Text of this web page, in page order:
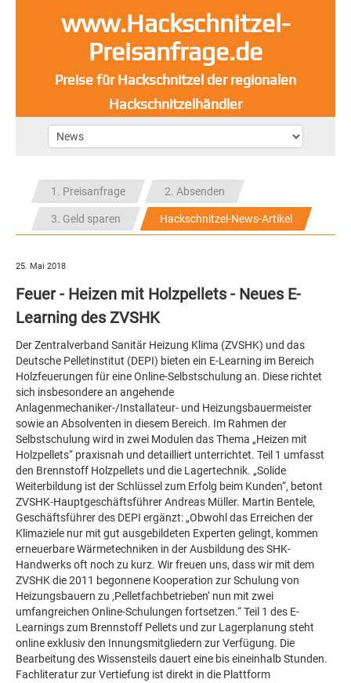
www.Hackschnitzel-
Preisanfrage.de
Preise für Hackschnitzel der regionalen
Hackschnitzelhändler
1. Preisanfrage 2. Absenden
3. Geld sparen Hackschnitzel-News-Artikel
25. Mai 2018
Feuer - Heizen mit Holzpellets - Neues E-
Learning des ZVSHK
Der Zentralverband Sanitär Heizung Klima (ZVSHK) und das
Deutsche Pelletinstitut (DEPI) bieten ein E-Learning im Bereich
Holzfeuerungen für eine Online-Selbstschulung an. Diese richtet
sich insbesondere an angehende
Anlagenmechaniker-/Installateur- und Heizungsbauermeister
sowie an Absolventen in diesem Bereich. Im Rahmen der
Selbstschulung wird in zwei Modulen das Thema „Heizen mit
Holzpellets“ praxisnah und detailliert unterrichtet. Teil 1 umfasst
den Brennstoff Holzpellets und die Lagertechnik. „Solide
Weiterbildung ist der Schlüssel zum Erfolg beim Kunden“, betont
ZVSHK-Hauptgeschäftsführer Andreas Müller. Martin Bentele,
Geschäftsführer des DEPI ergänzt: „Obwohl das Erreichen der
Klimaziele nur mit gut ausgebildeten Experten gelingt, kommen
erneuerbare Wärmetechniken in der Ausbildung des SHK-
Handwerks oft noch zu kurz. Wir freuen uns, dass wir mit dem
ZVSHK die 2011 begonnene Kooperation zur Schulung von
Heizungsbauern zu ‚Pelletfachbetrieben‘ nun mit zwei
umfangreichen Online-Schulungen fortsetzen.“ Teil 1 des E-
Learnings zum Brennstoff Pellets und zur Lagerplanung steht
online exklusiv den Innungsmitgliedern zur Verfügung. Die
Bearbeitung des Wissensteils dauert eine bis eineinhalb Stunden.
Fachliteratur zur Vertiefung ist direkt in die Plattform